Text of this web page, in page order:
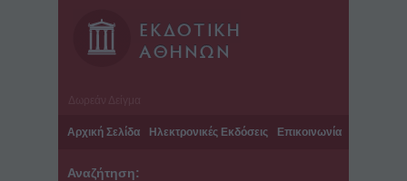
Αρχική Σελίδα Ηλεκτρονικές Εκδόσεις Επικοινωνία
Αναζήτηση: